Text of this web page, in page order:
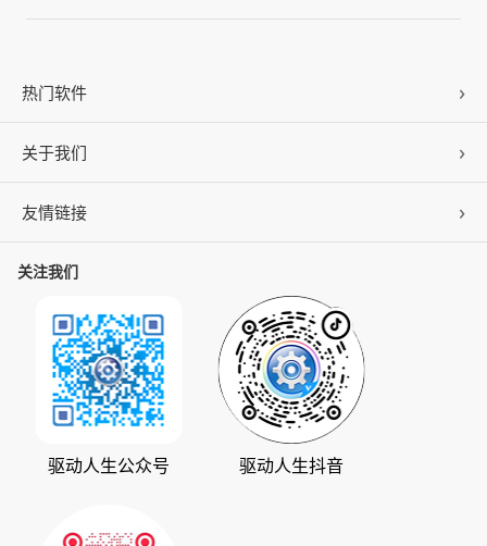
热门软件
驱动人生
百页窗
数据救星
人生日历
关于我们
公司概况
公司动态
发展历程
支持中心
版权声明
友情链接
ZOL下载
华军软件园
系统之家
下载之家
驱动大师
关注我们
驱动人生公众号 驱动人生抖音